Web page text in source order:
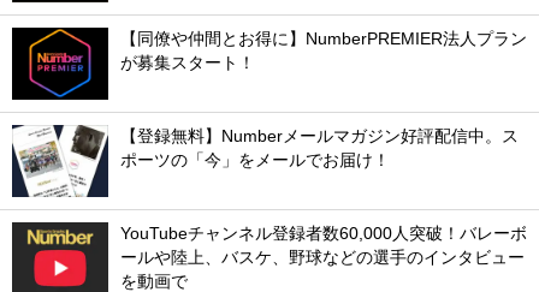
【同僚や仲間とお得に】NumberPREMIER法人プラン
が募集スタート！
【登録無料】Numberメールマガジン好評配信中。ス
ポーツの「今」をメールでお届け！
YouTubeチャンネル登録者数60,000人突破！バレーボ
ールや陸上、バスケ、野球などの選手のインタビュー
を動画で